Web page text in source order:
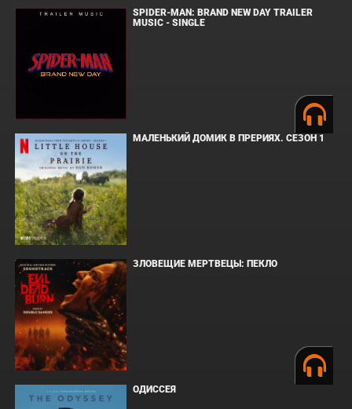
SPIDER-MAN: BRAND NEW DAY TRAILER
MUSIC - SINGLE
МАЛЕНЬКИЙ ДОМИК В ПРЕРИЯХ. СЕЗОН 1
ЗЛОВЕЩИЕ МЕРТВЕЦЫ: ПЕКЛО
ОДИССЕЯ